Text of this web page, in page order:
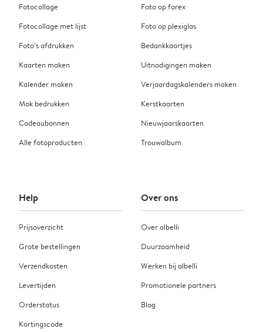
Fotocollage
Fotocollage met lijst
Foto’s afdrukken
Kaarten maken
Kalender maken
Mok bedrukken
Cadeaubonnen
Alle fotoproducten
Foto op forex
Foto op plexiglas
Bedankkaartjes
Uitnodigingen maken
Verjaardagskalenders maken
Kerstkaarten
Nieuwjaarskaarten
Trouwalbum
Help
Prijsoverzicht
Grote bestellingen
Verzendkosten
Levertijden
Orderstatus
Kortingscode
Over ons
Over albelli
Duurzaamheid
Werken bij albelli
Promotionele partners
Blog